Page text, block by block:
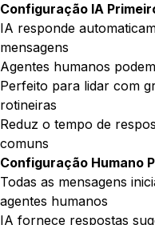
Configuração IA
IA responde
mensagens
Agentes humanos
Perfeito para lidar com
rotineiras
Reduz o tempo de
comuns
Configuração Humano
Todas as mensagens
agentes humanos
IA fornece respostas